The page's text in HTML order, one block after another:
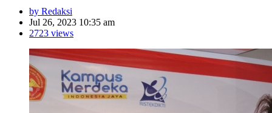
by Redaksi
Jul 26, 2023 10:35 am
2723 views